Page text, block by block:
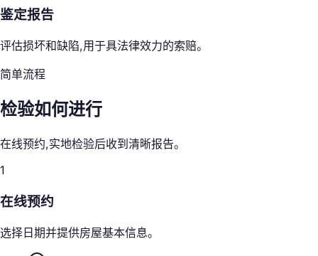
鉴定报告
评估损坏和缺陷,用于具法律效力的索赔。
简单流程
检验如何进行
在线预约,实地检验后收到清晰报告。
1
在线预约
选择日期并提供房屋基本信息。